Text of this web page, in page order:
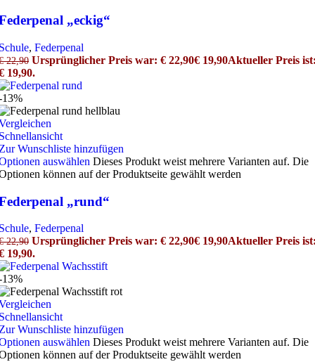
„eckig“
, Federpenal
22,90 Ursprünglicher Preis war: € 22,90€ 19,90Aktueller Preis
19,90.
13%
Wunschliste hinzufügen
auswählen Dieses Produkt weist mehrere Varianten auf. Die
können auf der Produktseite gewählt werden
„rund“
, Federpenal
22,90 Ursprünglicher Preis war: € 22,90€ 19,90Aktueller Preis
19,90.
13%
Wunschliste hinzufügen
auswählen Dieses Produkt weist mehrere Varianten auf. Die
können auf der Produktseite gewählt werden